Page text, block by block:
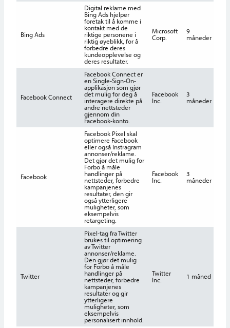
Bing Ads
Digital reklame med
Bing Ads hjelper
foretak til å komme i
kontakt med de
riktige personene i
riktig øyeblikk, for å
forbedre deres
kundeopplevelse og
deres resultater.
Microsoft
Corp.
9
måneder
Facebook Connect
Facebook Connect er
en Single-Sign-On-
applikasjon som gjør
det mulig for deg å
interagere direkte på
andre nettsteder
gjennom din
Facebook-konto.
Facebook
Inc.
3
måneder
Facebook
Facebook Pixel skal
optimere Facebook
eller også Instragram
annonser/reklame.
Det gjør det mulig for
Forbo å måle
handlinger på
nettsteder, forbedre
kampanjenes
resultater, den gir
også ytterligere
muligheter, som
eksempelvis
retargeting.
Facebook
Inc.
3
måneder
Twitter
Pixel-tag fra Twitter
brukes til optimering
av Twitter
annonser/reklame.
Den gjør det mulig
for Forbo å måle
handlinger på
nettsteder, forbedre
kampanjenes
resultater og gir
ytterligere
muligheter, som
eksempelvis
personalisert innhold.
Twitter
Inc.
1 måned